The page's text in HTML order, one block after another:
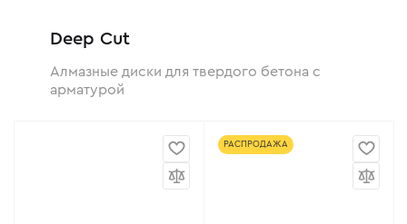
Deep Cut
Алмазные диски для твердого бетона с
арматурой
РАСПРОДАЖА